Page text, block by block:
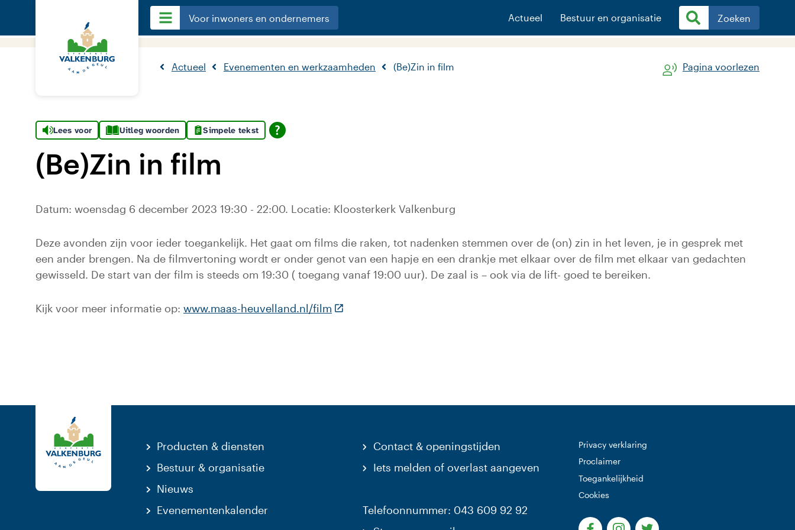
Voor inwoners en ondernemers Actueel Bestuur en organisatie Zoeken
Actueel Evenementen en werkzaamheden (Be)Zin in film Pagina voorlezen
Lees voor Uitleg woorden Simpele tekst
(Be)Zin in film
Datum: woensdag 6 december 2023 19:30 - 22:00. Locatie: Kloosterkerk Valkenburg
Deze avonden zijn voor ieder toegankelijk. Het gaat om films die raken, tot nadenken stemmen over de (on) zin in het leven, je in gesprek met
een ander brengen. Na de filmvertoning wordt er onder genot van een hapje en een drankje met elkaar over de film met elkaar van gedachten
gewisseld. De start van der film is steeds om 19:30 ( toegang vanaf 19:00 uur). De zaal is – ook via de lift- goed te bereiken.
Kijk voor meer informatie op: www.maas-heuvelland.nl/film (Deze link gaat naar een externe website)
Producten & diensten
Bestuur & organisatie
Nieuws
Evenementenkalender
Contact & openingstijden
Iets melden of overlast aangeven
Telefoonnummer: 043 609 92 92
Privacy verklaring
Proclaimer
Toegankelijkheid
Cookies
(Deze link gaat naar een externe website)
(Deze link gaat naar een externe
(Deze link gaat naar een